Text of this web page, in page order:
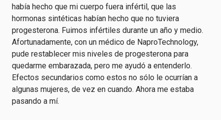
había hecho que mi cuerpo fuera infértil, que las
hormonas sintéticas habían hecho que no tuviera
progesterona. Fuimos infértiles durante un año y medio.
Afortunadamente, con un médico de NaproTechnology,
pude restablecer mis niveles de progesterona para
quedarme embarazada, pero me ayudó a entenderlo.
Efectos secundarios como estos no sólo le ocurrían a
algunas mujeres, de vez en cuando. Ahora me estaba
pasando a mí.